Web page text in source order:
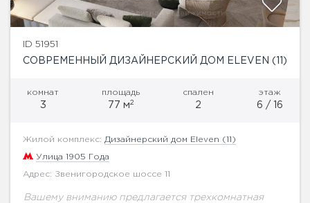
ID 51951
СОВРЕМЕННЫЙ ДИЗАЙНЕРСКИЙ ДОМ ELEVEN (11)
комнат
3
площадь
77 м2
спален
2
этаж
6 / 16
Жилой комплекс: Дизайнерский дом Eleven (11)
Улица 1905 Года
Адрес: Звенигородское шоссе 11
Вашему вниманию предлагается трехкомнатная